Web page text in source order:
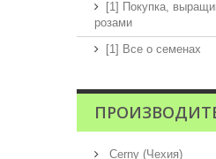
[1] Покупка,
розами
[1] Все о семенах
Cerny (Чехия)